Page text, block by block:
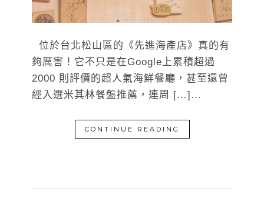
位於台北松山區的《先進海產店》真的有
夠厲害！它不只是在Google上累積超過
2000 則評價的超人氣海鮮餐廳，甚至還曾
經入選米其林餐盤推薦，連周 […]…
CONTINUE READING